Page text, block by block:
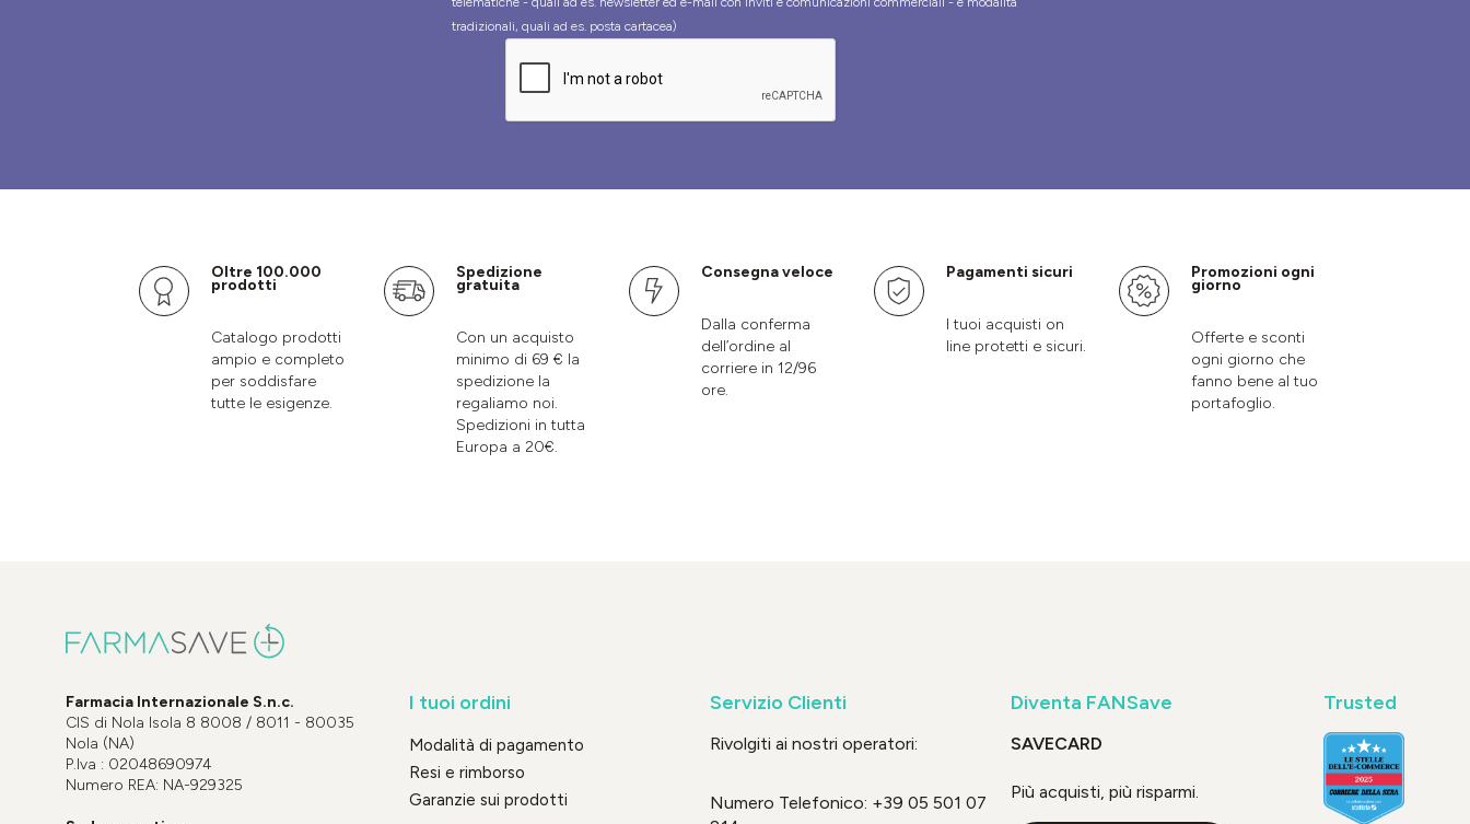
tradizionali, quali ad es. posta cartacea)
Oltre 100.000
prodotti
Catalogo prodotti
ampio e completo
per soddisfare
tutte le esigenze.
Spedizione
gratuita
Con un acquisto
minimo di 69 € la
spedizione la
regaliamo noi.
Spedizioni in tutta
Europa a 20€.
Consegna veloce
Dalla conferma
dell’ordine al
corriere in 12/96
ore.
Pagamenti sicuri
I tuoi acquisti on
line protetti e sicuri.
Promozioni ogni
giorno
Offerte e sconti
ogni giorno che
fanno bene al tuo
portafoglio.
Farmacia Internazionale S.n.c.
CIS di Nola Isola 8 8008 / 8011 - 80035
Nola (NA)
P.Iva : 02048690974
Numero REA: NA-929325
I tuoi ordini
Modalità di pagamento
Resi e rimborso
Garanzie sui prodotti
Servizio Clienti
Rivolgiti ai nostri operatori:
Numero Telefonico: +39 05 501 07
Diventa FANSave
SAVECARD
Più acquisti, più risparmi.
Trusted